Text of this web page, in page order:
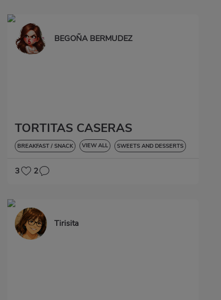
BEGOÑA BERMUDEZ
TORTITAS CASERAS
BREAKFAST / SNACK VIEW ALL SWEETS AND DESSERTS
3 2
Tirisita